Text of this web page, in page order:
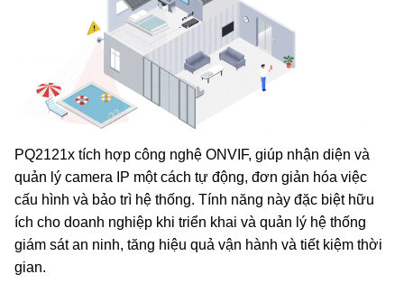
PQ2121x tích hợp công nghệ ONVIF, giúp nhận diện và
quản lý camera IP một cách tự động, đơn giản hóa việc
cấu hình và bảo trì hệ thống. Tính năng này đặc biệt hữu
ích cho doanh nghiệp khi triển khai và quản lý hệ thống
giám sát an ninh, tăng hiệu quả vận hành và tiết kiệm thời
gian.